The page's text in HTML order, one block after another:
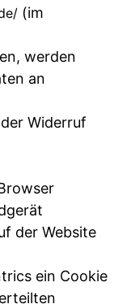
(im
werden
an
Widerruf
der Website
ein Cookie